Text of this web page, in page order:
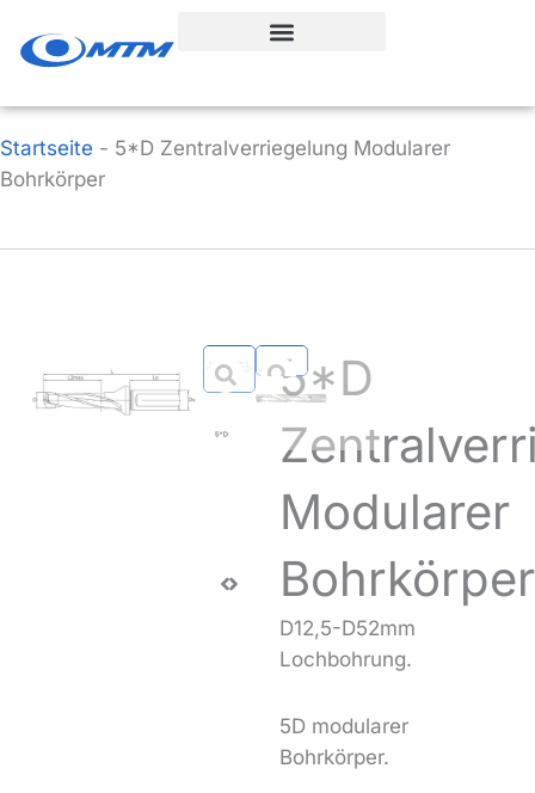
Inhalt
Startseite - 5*D Zentralverriegelung Modularer
Bohrkörper
5*D
Modularer
Bohrkörper
D12,5-D52mm
Lochbohrung.
5D modularer
Bohrkörper.